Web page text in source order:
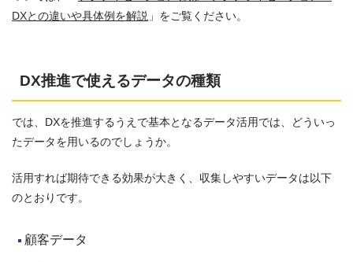
DXとの違いや具体例を解説 」をご覧ください。
DX推進で使えるデータの種類
では、DXを推進するうえで基本となるデータ活用では、どういっ
たデータを用いるのでしょうか。
活用すれば期待できる効果が大きく、収集しやすいデータは以下
のとおりです。
顧客データ